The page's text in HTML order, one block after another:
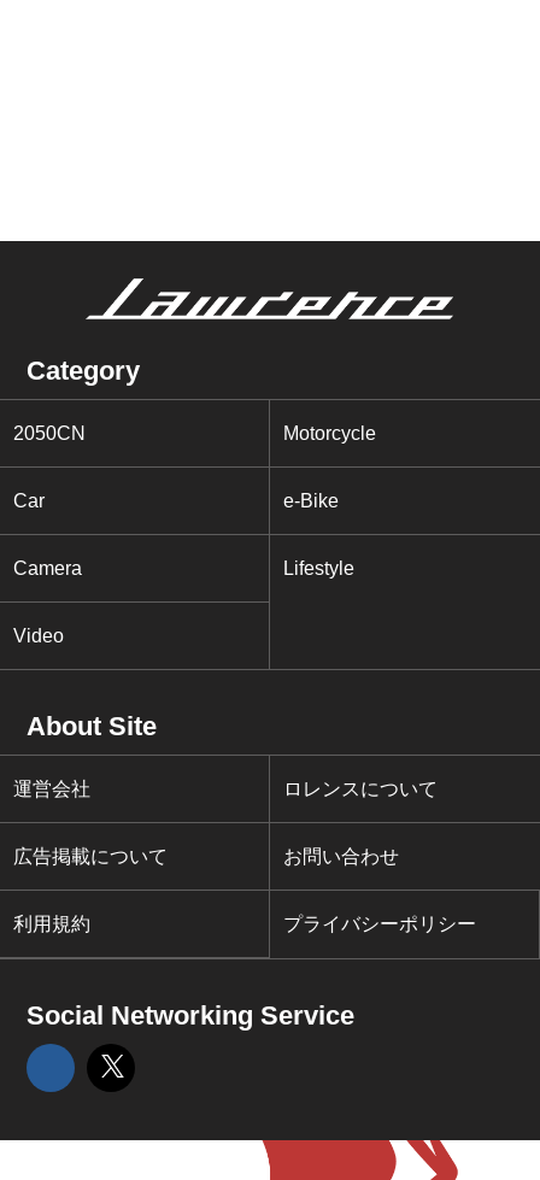
Category
2050CN Motorcycle
Car e-Bike
Camera Lifestyle
Video
About Site
運営会社 ロレンスについて
広告掲載について お問い合わせ
利用規約 プライバシーポリシー
Social Networking Service